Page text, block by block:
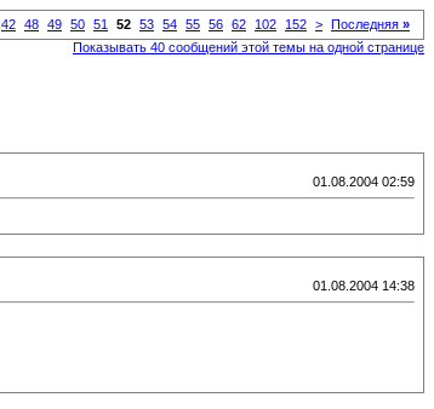
42 48 49 50 51 52 53 54 55 56 62 102 152 > Последняя »
Показывать 40 сообщений этой темы на одной странице
01.08.2004 02:59
01.08.2004 14:38